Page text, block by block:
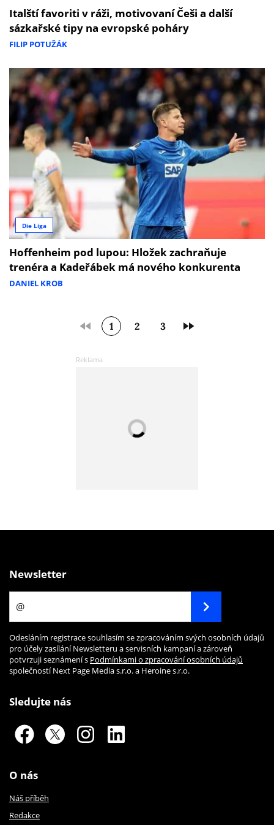
Italští favoriti v ráži, motivovaní Češi a další
sázkařské tipy na evropské poháry
FILIP POTUŽÁK
Die Liga
Hoffenheim pod lupou: Hložek zachraňuje
trenéra a Kadeřábek má nového konkurenta
DANIEL KROB
1 2 3
Newsletter
Odesláním registrace souhlasím se zpracováním svých osobních údajů
pro účely zasílání Newsletteru a servisních kampaní a zároveň
potvrzuji seznámení s Podmínkami o zpracování osobních údajů
společností Next Page Media s.r.o. a Heroine s.r.o.
Sledujte nás
O nás
Náš příběh
Redakce